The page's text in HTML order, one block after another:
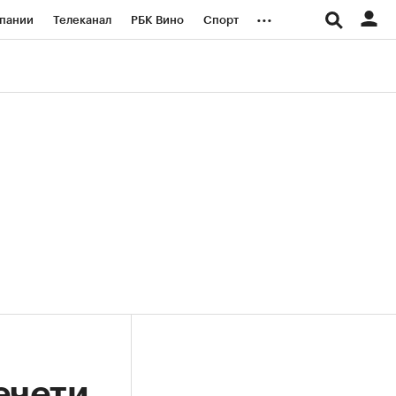
Телеканал РБК Вино Спорт ...